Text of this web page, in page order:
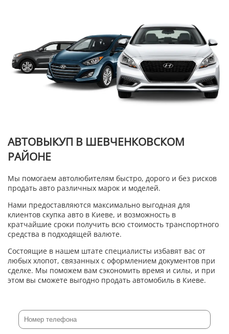
АВТОВЫКУП В ШЕВЧЕНКОВСКОМ
РАЙОНЕ
Мы помогаем автолюбителям быстро, дорого и без рисков
продать авто различных марок и моделей.
Нами предоставляются максимально выгодная для
клиентов скупка авто в Киеве, и возможность в
кратчайшие сроки получить всю стоимость транспортного
средства в подходящей валюте.
Состоящие в нашем штате специалисты избавят вас от
любых хлопот, связанных с оформлением документов при
сделке. Мы поможем вам сэкономить время и силы, и при
этом вы сможете выгодно продать автомобиль в Киеве.